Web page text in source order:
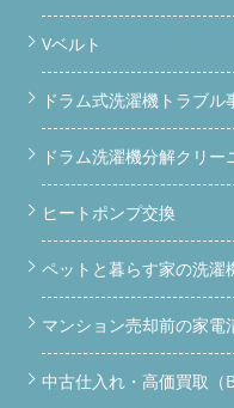
Vベルト
ドラム式洗濯機トラブル
ドラム洗濯機分解クリー
ヒートポンプ交換
ペットと暮らす家の洗濯
マンション売却前の家電
中古仕入れ・高価買取（